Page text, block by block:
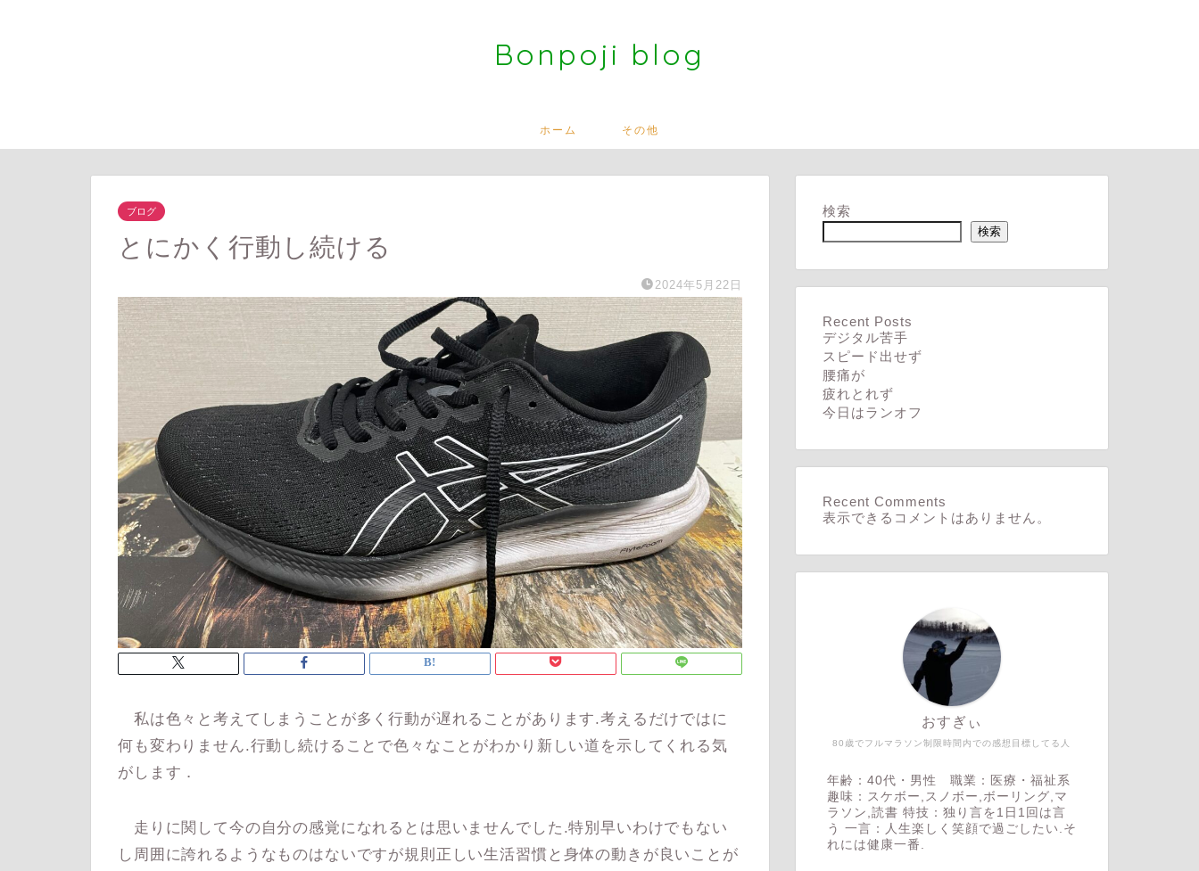
Bonpoji blog
ホーム その他
ブログ
とにかく行動し続ける
2024年5月22日
私は色々と考えてしまうことが多く行動が遅れることがあります.考えるだけではに
何も変わりません.行動し続けることで色々なことがわかり新しい道を示してくれる気
がします．
走りに関して今の自分の感覚になれるとは思いませんでした.特別早いわけでもない
し周囲に誇れるようなものはないですが規則正しい生活習慣と身体の動きが良いことが
検索
検索
Recent Posts
デジタル苦手
スピード出せず
腰痛が
疲れとれず
今日はランオフ
Recent Comments
表示できるコメントはありません。
80歳でフルマラソン制限時間内での感想目標してる人
おすぎぃ
年齢：40代・男性 職業：医療・福祉系
趣味：スケボー,スノボー,ボーリング,マ
ラソン,読書 特技：独り言を1日1回は言
う 一言：人生楽しく笑顔で過ごしたい.そ
れには健康一番.